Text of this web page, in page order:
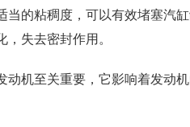
当的粘稠度，可以有效堵塞汽
失去密封作用。
动机至关重要，它影响着发动